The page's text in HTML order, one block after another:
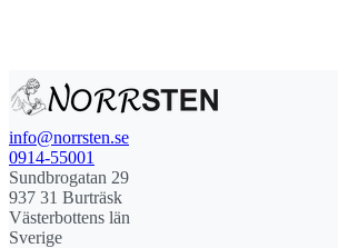
info@norrsten.se
0914-55001
Sundbrogatan 29
937 31 Burträsk
Västerbottens län
Sverige